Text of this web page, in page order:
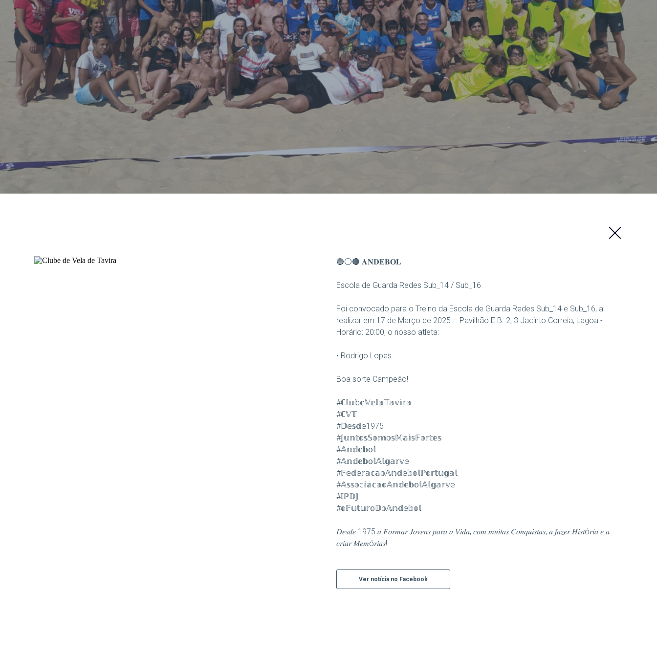
🔵⚪🔴 𝐀𝐍𝐃𝐄𝐁𝐎𝐋
Escola de Guarda Redes Sub_14 / Sub_16
Foi convocado para o Treino da Escola de Guarda Redes Sub_14 e Sub_16, a
realizar em 17 de Março de 2025 – Pavilhão E.B. 2, 3 Jacinto Correia, Lagoa -
Horário: 20:00, o nosso atleta:
• Rodrigo Lopes
Boa sorte Campeão!
#ℂ𝕝𝕦𝕓𝕖𝕍𝕖𝕝𝕒𝕋𝕒𝕧𝕚𝕣𝕒
#ℂ𝕍𝕋
#𝔻𝕖𝕤𝕕𝕖1975
#𝕁𝕦𝕟𝕥𝕠𝕤𝕊𝕠𝕞𝕠𝕤𝕄𝕒𝕚𝕤𝔽𝕠𝕣𝕥𝕖𝕤
#𝔸𝕟𝕕𝕖𝕓𝕠𝕝
#𝔸𝕟𝕕𝕖𝕓𝕠𝕝𝔸𝕝𝕘𝕒𝕣𝕧𝕖
#𝔽𝕖𝕕𝕖𝕣𝕒𝕔𝕒𝕠𝔸𝕟𝕕𝕖𝕓𝕠𝕝ℙ𝕠𝕣𝕥𝕦𝕘𝕒𝕝
#𝔸𝕤𝕤𝕠𝕔𝕚𝕒𝕔𝕒𝕠𝔸𝕟𝕕𝕖𝕓𝕠𝕝𝔸𝕝𝕘𝕒𝕣𝕧𝕖
#𝕀ℙ𝔻𝕁
#𝕠𝔽𝕦𝕥𝕦𝕣𝕠𝔻𝕠𝔸𝕟𝕕𝕖𝕓𝕠𝕝
𝐷𝑒𝑠𝑑𝑒 1975 𝑎 𝐹𝑜𝑟𝑚𝑎𝑟 𝐽𝑜𝑣𝑒𝑛𝑠 𝑝𝑎𝑟𝑎 𝑎 𝑉𝑖𝑑𝑎, 𝑐𝑜𝑚 𝑚𝑢𝑖𝑡𝑎𝑠 𝐶𝑜𝑛𝑞𝑢𝑖𝑠𝑡𝑎𝑠, 𝑎 𝑓𝑎𝑧𝑒𝑟 𝐻𝑖𝑠𝑡ó𝑟𝑖𝑎 𝑒 𝑎
𝑐𝑟𝑖𝑎𝑟 𝑀𝑒𝑚ó𝑟𝑖𝑎𝑠!
Ver notícia no Facebook